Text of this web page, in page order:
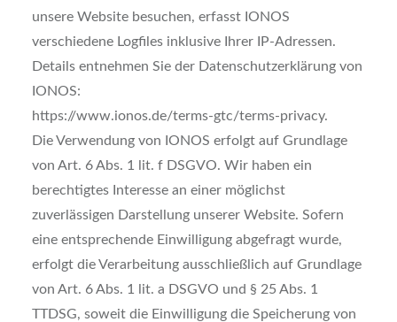
unsere Website besuchen, erfasst IONOS
verschiedene Logfiles inklusive Ihrer IP-Adressen.
Details entnehmen Sie der Datenschutzerklärung von
IONOS:
https://www.ionos.de/terms-gtc/terms-privacy.
Die Verwendung von IONOS erfolgt auf Grundlage
von Art. 6 Abs. 1 lit. f DSGVO. Wir haben ein
berechtigtes Interesse an einer möglichst
zuverlässigen Darstellung unserer Website. Sofern
eine entsprechende Einwilligung abgefragt wurde,
erfolgt die Verarbeitung ausschließlich auf Grundlage
von Art. 6 Abs. 1 lit. a DSGVO und § 25 Abs. 1
TTDSG, soweit die Einwilligung die Speicherung von